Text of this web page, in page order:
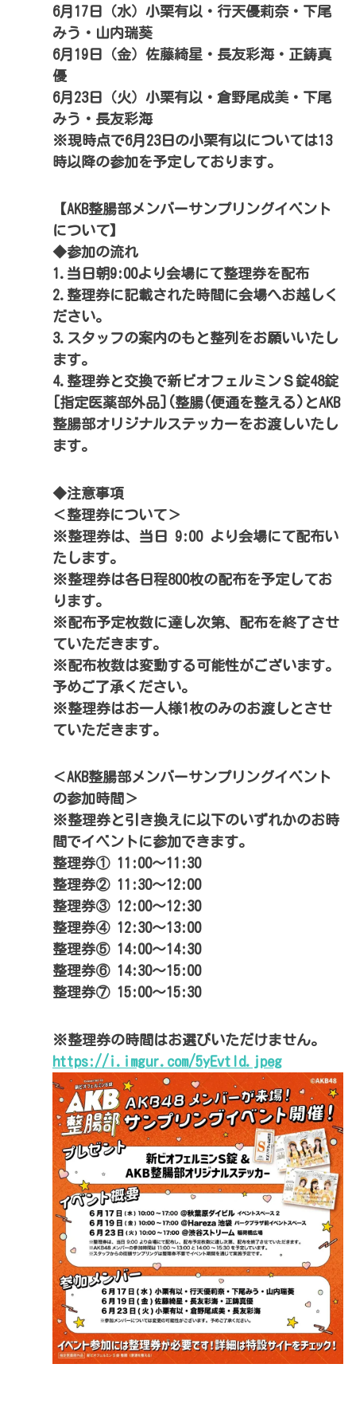
6月17日（水）小栗有以・行天優莉奈・下尾
みう・山内瑞葵
6月19日（金）佐藤綺星・長友彩海・正鋳真
優
6月23日（火）小栗有以・倉野尾成美・下尾
みう・長友彩海
※現時点で6月23日の小栗有以については13
時以降の参加を予定しております。
【AKB整腸部メンバーサンプリングイベント
について】
◆参加の流れ
1.当日朝9:00より会場にて整理券を配布
2.整理券に記載された時間に会場へお越しく
ださい。
3.スタッフの案内のもと整列をお願いいたし
ます。
4.整理券と交換で新ビオフェルミンＳ錠48錠
[指定医薬部外品](整腸(便通を整える)とAKB
整腸部オリジナルステッカーをお渡しいたし
ます。
◆注意事項
＜整理券について＞
※整理券は、当日 9:00 より会場にて配布い
たします。
※整理券は各日程800枚の配布を予定してお
ります。
※配布予定枚数に達し次第、配布を終了させ
ていただきます。
※配布枚数は変動する可能性がございます。
予めご了承ください。
※整理券はお一人様1枚のみのお渡しとさせ
ていただきます。
＜AKB整腸部メンバーサンプリングイベント
の参加時間＞
※整理券と引き換えに以下のいずれかのお時
間でイベントに参加できます。
整理券① 11:00～11:30
整理券② 11:30～12:00
整理券③ 12:00～12:30
整理券④ 12:30～13:00
整理券⑤ 14:00～14:30
整理券⑥ 14:30～15:00
整理券⑦ 15:00～15:30
※整理券の時間はお選びいただけません。
https://i.imgur.com/5yEvtld.jpeg